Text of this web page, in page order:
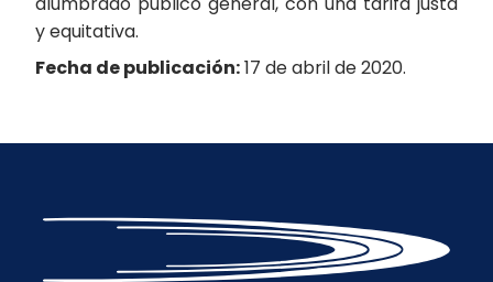
y equitativa.
Fecha de publicación:17 de abril de 2020.